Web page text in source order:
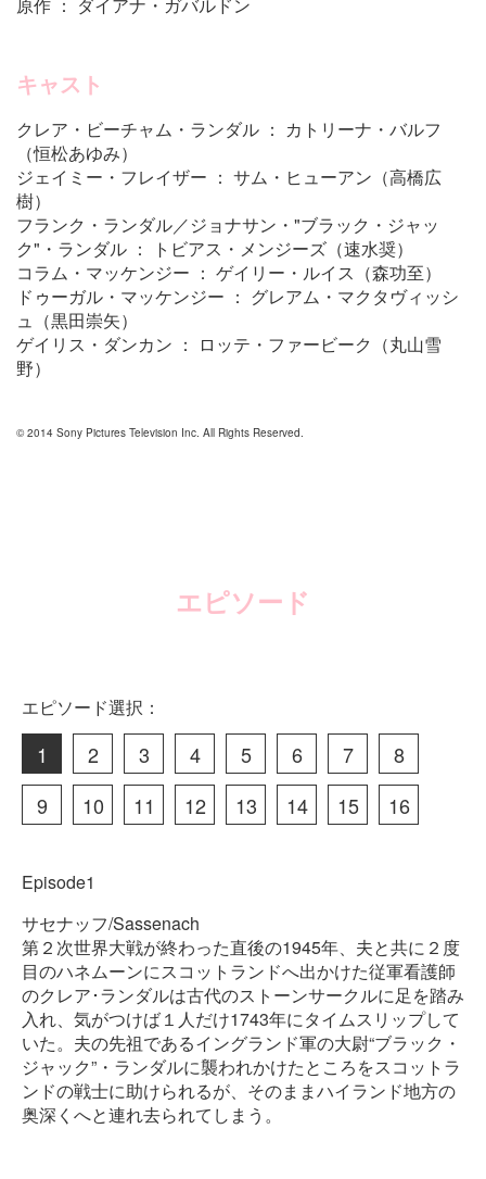
キャスト
クレア・ビーチャム・ランダル ： カトリーナ・バルフ
（恒松あゆみ）
ジェイミー・フレイザー ： サム・ヒューアン（高橋広
樹）
フランク・ランダル／ジョナサン・"ブラック・ジャッ
ク"・ランダル ： トビアス・メンジーズ（速水奨）
コラム・マッケンジー ： ゲイリー・ルイス（森功至）
ドゥーガル・マッケンジー ： グレアム・マクタヴィッシ
ュ（黒田崇矢）
ゲイリス・ダンカン ： ロッテ・ファービーク（丸山雪
野）
© 2014 Sony Pictures Television Inc. All Rights Reserved.
エピソード
エピソード選択：
1 2 3 4 5 6 7
8
9
10 11 12 13 14 15 16
Episode1
サセナッフ/Sassenach
第２次世界大戦が終わった直後の1945年、夫と共に２度
目のハネムーンにスコットランドへ出かけた従軍看護師
のクレア･ランダルは古代のストーンサークルに足を踏み
入れ、気がつけば１人だけ1743年にタイムスリップして
いた。夫の先祖であるイングランド軍の大尉“ブラック・
ジャック”・ランダルに襲われかけたところをスコットラ
ンドの戦士に助けられるが、そのままハイランド地方の
奥深くへと連れ去られてしまう。